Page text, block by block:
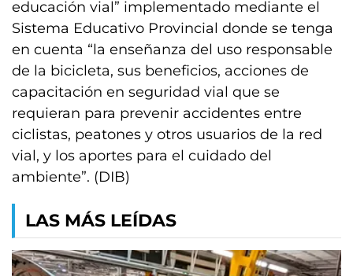
educación vial” implementado mediante el
Sistema Educativo Provincial donde se tenga
en cuenta “la enseñanza del uso responsable
de la bicicleta, sus beneficios, acciones de
capacitación en seguridad vial que se
requieran para prevenir accidentes entre
ciclistas, peatones y otros usuarios de la red
vial, y los aportes para el cuidado del
ambiente”. (DIB)
LAS MÁS LEÍDAS